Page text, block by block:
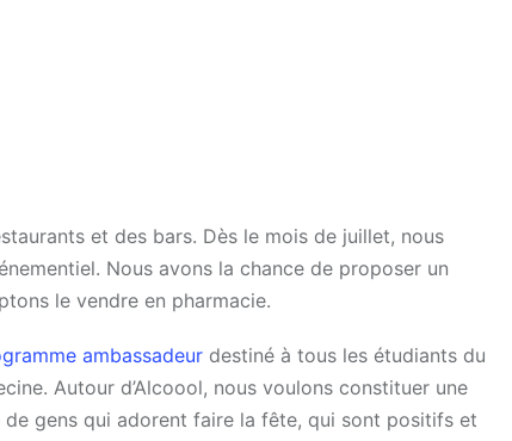
et des bars. Dès le mois de juillet, nous
Nous avons la chance de proposer un
le vendre en pharmacie.
ambassadeur destiné à tous les étudiants du
Autour d’Alcoool, nous voulons constituer une
gens qui adorent faire la fête, qui sont positifs et